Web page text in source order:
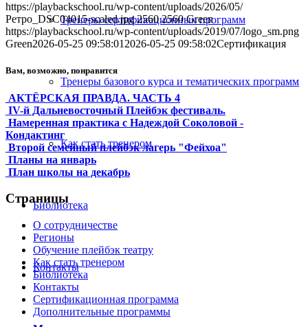
Тренеры сертификационных программ
Тренеры базового курса и тематических программ
Как стать тренером
Библиотека
Контакты
https://playbackschool.ru/wp-content/uploads/2026/05/
Ретро_DSC04015-scaled.jpg 2560 2560 Green
https://playbackschool.ru/wp-content/uploads/2019/07/logo_sm.png
Green2026-05-25 09:58:01 2026-05-25 09:58:02Сертификация
Вам, возможно, понравится
АКТЁРСКАЯ ПРАВДА. ЧАСТЬ 4
IV-й Дальневосточный Плейбэк фестиваль.
Намеренная практика с Надеждой Соколовой -
Кондактинг
Второй семейный плейбэк лагерь "Фейхоа"
Планы на январь
План школы на декабрь
Страницы
О сотрудничестве
Регионы
Обучение плейбэк театру
Как стать тренером
Библиотека
Контакты
Сертификационная программа
Дополнительные программы